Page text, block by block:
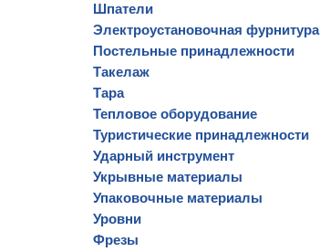
Шпатели
Электроустановочная фурнитура
Постельные принадлежности
Такелаж
Тара
Тепловое оборудование
Туристические принадлежности
Ударный инструмент
Укрывные материалы
Упаковочные материалы
Уровни
Фрезы